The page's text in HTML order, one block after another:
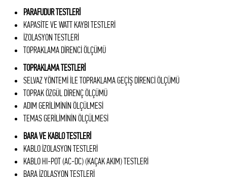
PARAFUDUR TESTLERİ
KAPASİTE VE WATT KAYBI TESTLERİ
İZOLASYON TESTLERİ
TOPRAKLAMA DİRENCİ ÖLÇÜMÜ
TOPRAKLAMA TESTLERİ
SELVAZ YÖNTEMİ İLE TOPRAKLAMA GEÇİŞ DİRENCİ ÖLÇÜMÜ
TOPRAK ÖZGÜL DİRENÇ ÖLÇÜMÜ
ADIM GERİLİMİNİN ÖLÇÜLMESİ
TEMAS GERİLİMİNİN ÖLÇÜLMESİ
BARA VE KABLO TESTLERİ
KABLO İZOLASYON TESTLERİ
KABLO HI-POT (AC-DC) (KAÇAK AKIM) TESTLERİ
BARA İZOLASYON TESTLERİ